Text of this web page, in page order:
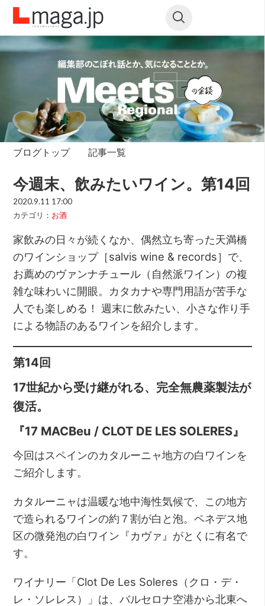
ブログトップ 記事一覧
今週末、飲みたいワイン。第14回
2020.9.11 17:00
カテゴリ： お酒
家飲みの日々が続くなか、偶然立ち寄った天満橋
のワインショップ［salvis wine & records］で、
お薦めのヴァンナチュール（自然派ワイン）の複
雑な味わいに開眼。カタカナや専門用語が苦手な
人でも楽しめる！ 週末に飲みたい、小さな作り手
による物語のあるワインを紹介します。
第14回
17世紀から受け継がれる、完全無農薬製法が
復活。
『17 MACBeu / CLOT DE LES SOLERES』
今回はスペインのカタルーニャ地方の白ワインを
ご紹介します。
カタルーニャは温暖な地中海性気候で、この地方
で造られるワインの約７割が白と泡。ペネデス地
区の微発泡の白ワイン『カヴァ』がとくに有名で
す。
ワイナリー「Clot De Les Soleres（クロ・デ・
レ・ソレレス）」は、バルセロナ空港から北東へ